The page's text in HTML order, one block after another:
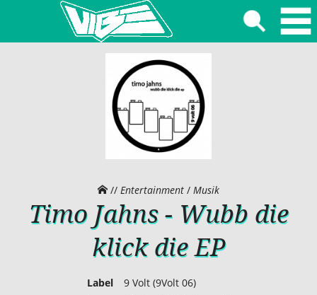
// Entertainment / Musik
Timo Jahns - Wubb die
klick die EP
Label
9 Volt (9Volt 06)